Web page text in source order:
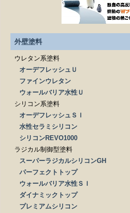
見積もりを依頼する際、必要な
外壁塗料
ウレタン系塗料
オーデフレッシュＵ
ファインウレタン
ウォールバリア水性Ｕ
シリコン系塗料
オーデフレッシュＳＩ
水性セラミシリコン
シリコンREVO1000
ラジカル制御型塗料
スーパーラジカルシリコンGH
パーフェクトトップ
ウォールバリア水性ＳＩ
ダイナミックトップ
プレミアムシリコン